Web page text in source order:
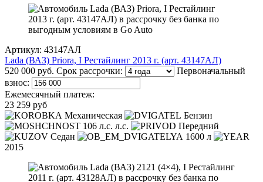
Артикул: 43147АЛ
Lada (ВАЗ) Priora, I Рестайлинг 2013 г. (арт. 43147АЛ)
520 000 руб. Срок рассрочки:
Первоначальный
взнос:
Ежемесячный платеж:
23 259 руб
Механическая
Бензин
106 л.с. л.с.
Передний
Седан
1600 л
2015